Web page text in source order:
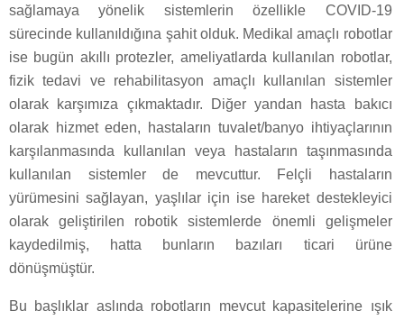
sağlamaya yönelik sistemlerin özellikle COVID-19
sürecinde kullanıldığına şahit olduk. Medikal amaçlı robotlar
ise bugün akıllı protezler, ameliyatlarda kullanılan robotlar,
fizik tedavi ve rehabilitasyon amaçlı kullanılan sistemler
olarak karşımıza çıkmaktadır. Diğer yandan hasta bakıcı
olarak hizmet eden, hastaların tuvalet/banyo ihtiyaçlarının
karşılanmasında kullanılan veya hastaların taşınmasında
kullanılan sistemler de mevcuttur. Felçli hastaların
yürümesini sağlayan, yaşlılar için ise hareket destekleyici
olarak geliştirilen robotik sistemlerde önemli gelişmeler
kaydedilmiş, hatta bunların bazıları ticari ürüne
dönüşmüştür.
Bu başlıklar aslında robotların mevcut kapasitelerine ışık